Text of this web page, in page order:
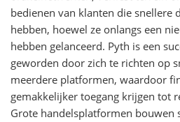
bedienen van klanten die snellere
hebben, hoewel ze onlangs een
hebben gelanceerd. Pyth is een
geworden door zich te richten op
meerdere platformen, waardoor
gemakkelijker toegang krijgen tot
Grote handelsplatformen bouwen